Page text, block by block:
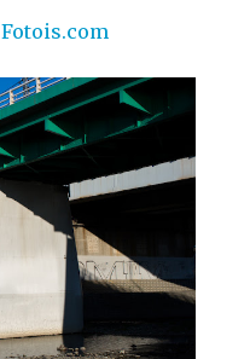
Fotois.com